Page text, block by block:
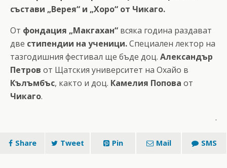
състави „Верея“ и „Хоро“ от Чикаго.
От фондация „Макгахан“ всяка година раздават
две стипендии на ученици.Специален лектор на
тазгодишния фестивал ще бъде доц. Александър
Петров от Щатския университет на Охайо в
Кълъмбъс, както и доц. Камелия Попова от
Чикаго.
.
Share Tweet Pin Mail SMS